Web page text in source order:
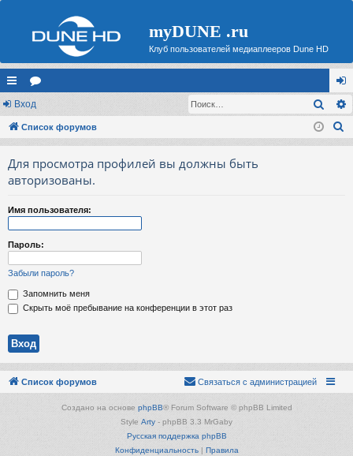
myDUNE .ru
Клуб пользователей медиаплееров Dune HD
с
ы
ор
ум
хо
д
Вход
Список форумов
Для просмотра профилей вы должны быть
авторизованы.
Имя пользователя:
Пароль:
Забыли пароль?
Запомнить меня
Скрыть моё пребывание на конференции в этот раз
Список форумов Связаться с администрацией
Создано на основе phpBB® Forum Software © phpBB Limited
Style Arty - phpBB 3.3 MrGaby
Русская поддержка phpBB
Конфиденциальность| Правила